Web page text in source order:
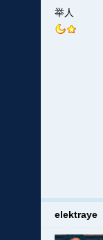
举人
elektraye